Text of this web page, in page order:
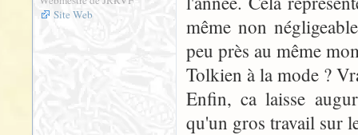
Site Web
même non
peu près au même
Tolkien à la mode ?
Enfin, ca laisse
qu'un gros travail sur